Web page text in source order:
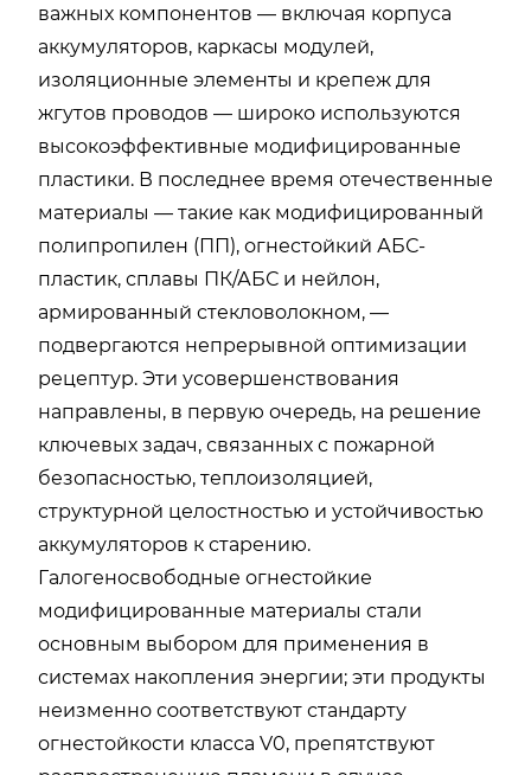
важных компонентов — включая корпуса
аккумуляторов, каркасы модулей,
изоляционные элементы и крепеж для
жгутов проводов — широко используются
высокоэффективные модифицированные
пластики. В последнее время отечественные
материалы — такие как модифицированный
полипропилен (ПП), огнестойкий АБС-
пластик, сплавы ПК/АБС и нейлон,
армированный стекловолокном, —
подвергаются непрерывной оптимизации
рецептур. Эти усовершенствования
направлены, в первую очередь, на решение
ключевых задач, связанных с пожарной
безопасностью, теплоизоляцией,
структурной целостностью и устойчивостью
аккумуляторов к старению.
Галогеносвободные огнестойкие
модифицированные материалы стали
основным выбором для применения в
системах накопления энергии; эти продукты
неизменно соответствуют стандарту
огнестойкости класса V0, препятствуют